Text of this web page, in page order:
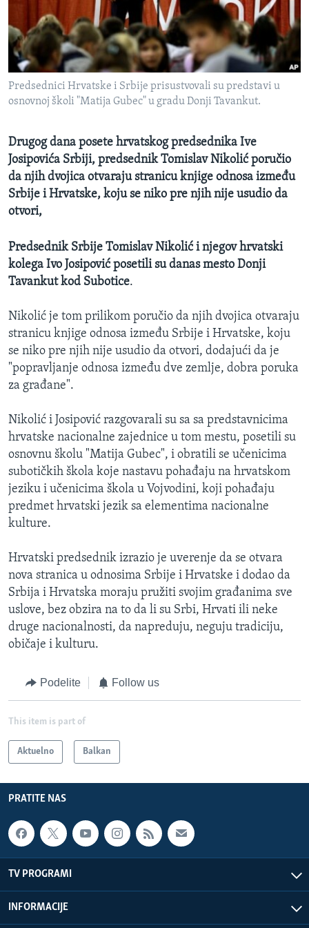
SPORT
INTERVJU
Predsednici Hrvatske i Srbije prisustvovali su predstavi u
osnovnoj školi "Matija Gubec" u gradu Donji Tavankut.
Drugog dana posete hrvatskog predsednika Ive
Josipovića Srbiji, predsednik Tomislav Nikolić poručio
da njih dvojica otvaraju stranicu knjige odnosa između
Srbije i Hrvatske, koju se niko pre njih nije usudio da
otvori,
Predsednik Srbije Tomislav Nikolić i njegov hrvatski
kolega Ivo Josipović posetili su danas mesto Donji
Tavankut kod Subotice.
Nikolić je tom prilikom poručio da njih dvojica otvaraju
stranicu knjige odnosa između Srbije i Hrvatske, koju
se niko pre njih nije usudio da otvori, dodajući da je
"popravljanje odnosa između dve zemlje, dobra poruka
za građane".
Nikolić i Josipović razgovarali su sa sa predstavnicima
hrvatske nacionalne zajednice u tom mestu, posetili su
osnovnu školu "Matija Gubec", i obratili se učenicima
subotičkih škola koje nastavu pohađaju na hrvatskom
jeziku i učenicima škola u Vojvodini, koji pohađaju
predmet hrvatski jezik sa elementima nacionalne
kulture.
Hrvatski predsednik izrazio je uverenje da se otvara
nova stranica u odnosima Srbije i Hrvatske i dodao da
Srbija i Hrvatska moraju pružiti svojim građanima sve
uslove, bez obzira na to da li su Srbi, Hrvati ili neke
druge nacionalnosti, da napreduju, neguju tradiciju,
običaje i kulturu.
Podelite Follow us
This item is part of
Aktuelno Balkan
PRATITE NAS
TV PROGRAMI
INFORMACIJE